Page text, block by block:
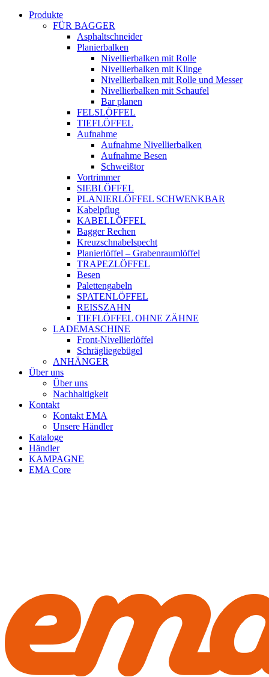
Produkte
FÜR BAGGER
Asphaltschneider
Planierbalken
Nivellierbalken mit Rolle
Nivellierbalken mit Klinge
Nivellierbalken mit Rolle und Messer
Nivellierbalken mit Schaufel
Bar planen
FELSLÖFFEL
TIEFLÖFFEL
Aufnahme
Aufnahme Nivellierbalken
Aufnahme Besen
Schweißtor
Vortrimmer
SIEBLÖFFEL
PLANIERLÖFFEL SCHWENKBAR
Kabelpflug
KABELLÖFFEL
Bagger Rechen
Kreuzschnabelspecht
Planierlöffel – Grabenraumlöffel
TRAPEZLÖFFEL
Besen
Palettengabeln
SPATENLÖFFEL
REISSZAHN
TIEFLÖFFEL OHNE ZÄHNE
LADEMASCHINE
Front-Nivellierlöffel
Schrägliegebügel
ANHÄNGER
Über uns
Über uns
Nachhaltigkeit
Kontakt
Kontakt EMA
Unsere Händler
Kataloge
Händler
KAMPAGNE
EMA Core